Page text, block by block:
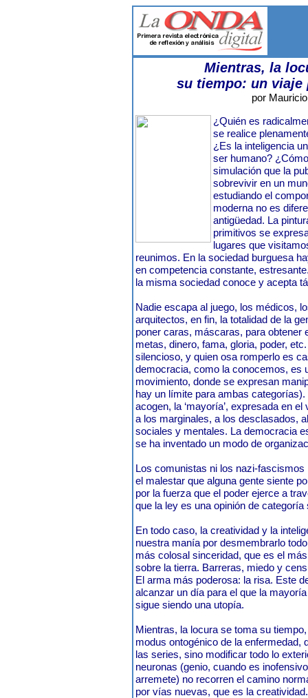
Mientras, la
su tiempo: un viaje
por
¿Quién es
se realice
¿Es la inteligencia
ser humano?
simulación que la
sobrevivir en un
estudiando el
moderna no es
antigüedad. La
primitivos se
lugares que
reunimos. En la sociedad burguesa
en competencia constante,
la misma sociedad conoce y acepta
Nadie escapa al juego, los médicos,
arquitectos, en fin, la totalidad de la
poner caras, máscaras, para obtener
metas, dinero, fama, gloria, poder,
silencioso, y quien osa romperlo es
democracia, como la conocemos, es
movimiento, donde se expresan
hay un límite para ambas
acogen, la ‘mayoría’, expresada en
a los marginales, a los desclasados,
sociales y mentales. La democracia
se ha inventado un modo de
Los comunistas ni los nazi-fascismos
el malestar que alguna gente siente
por la fuerza que el poder ejerce a
que la ley es una opinión de categoría
En todo caso, la creatividad y la
nuestra manía por desmembrarlo
más colosal sinceridad, que es el
sobre la tierra. Barreras, miedo y
El arma más poderosa: la risa. Este
alcanzar un día para el que la
sigue siendo una utopía.
Mientras, la locura se toma su
modus ontogénico de la enfermedad,
las series, sino modificar todo lo
neuronas (genio, cuando es
arremete) no recorren el camino
por vías nuevas, que es la creatividad.